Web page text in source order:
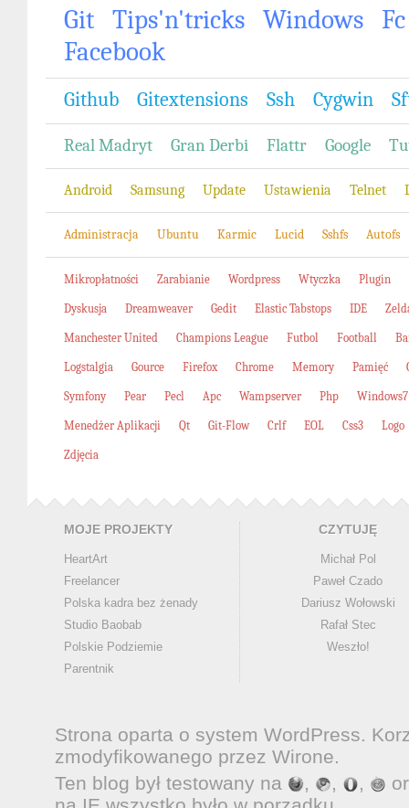
Git Tips'n'tricks Windows
Facebook
Github Gitextensions Ssh Cygwin
Real Madryt Gran Derbi Flattr Google
Android Samsung Update Ustawienia Telnet
Administracja Ubuntu Karmic Lucid Sshfs Autofs
Mikropłatności Zarabianie Wordpress Wtyczka Plugin
Dyskusja Dreamweaver Gedit Elastic Tabstops IDE
Manchester United Champions League Futbol Football
Logstalgia Gource Firefox Chrome Memory Pamięć
Symfony Pear Pecl Apc Wampserver Php Windows7
Menedżer Aplikacji Qt Git-Flow Crlf EOL Css3 Logo
Zdjęcia
MOJE PROJEKTY
HeartArt
Freelancer
Polska kadra bez żenady
Studio Baobab
Polskie Podziemie
Parentnik
CZYTUJĘ
Michał Pol
Paweł Czado
Dariusz Wołowski
Rafał Stec
Weszło!
Strona oparta o system WordPress.
zmodyfikowanego przez Wirone.
Ten blog był testowany na
, , ,